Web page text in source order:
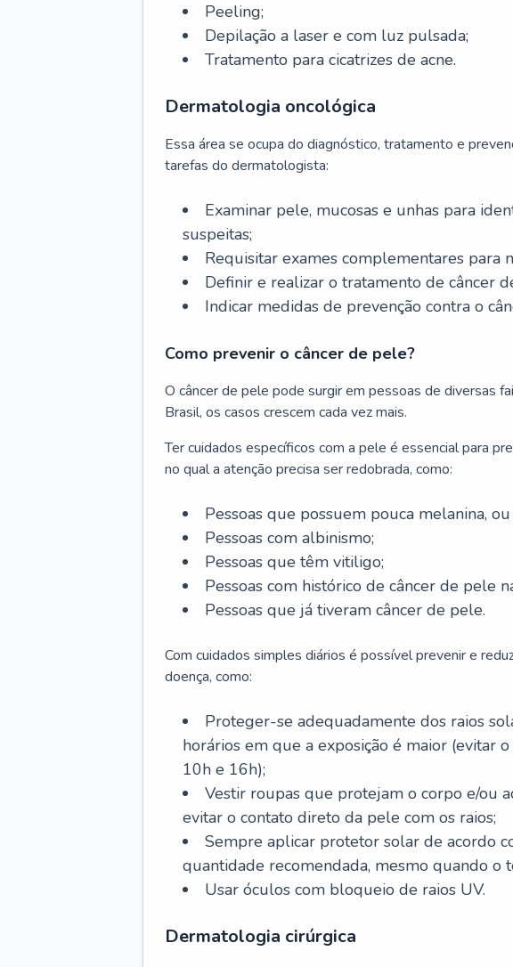
Peeling;
Depilação a laser e com luz pulsada;
Tratamento para cicatrizes de acne.
Dermatologia oncológica
Essa área se ocupa do diagnóstico, tratamento e
tarefas do dermatologista:
Examinar pele, mucosas e unhas para
suspeitas;
Requisitar exames complementares para
Definir e realizar o tratamento de câncer
Indicar medidas de prevenção contra o
Como prevenir o câncer de pele?
O câncer de pele pode surgir em pessoas de diversas
Brasil, os casos crescem cada vez mais.
Ter cuidados específicos com a pele é essencial para
no qual a atenção precisa ser redobrada, como:
Pessoas que possuem pouca melanina,
Pessoas com albinismo;
Pessoas que têm vitiligo;
Pessoas com histórico de câncer de pele
Pessoas que já tiveram câncer de pele.
Com cuidados simples diários é possível prevenir e
doença, como:
Proteger-se adequadamente dos raios
horários em que a exposição é maior (evitar
10h e 16h);
Vestir roupas que protejam o corpo e/ou
evitar o contato direto da pele com os raios;
Sempre aplicar protetor solar de acordo
quantidade recomendada, mesmo quando o
Usar óculos com bloqueio de raios UV.
Dermatologia cirúrgica